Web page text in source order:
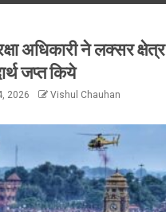
अधिकारी ने लक्सर
जप्त किये
2026 Vishul Chauhan